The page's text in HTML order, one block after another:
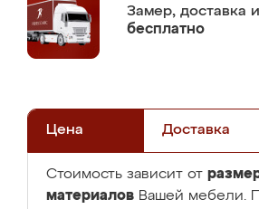
Замер, доставка
бесплатно
Цена Доставка
Стоимость зависит от
материалов Вашей мебели.